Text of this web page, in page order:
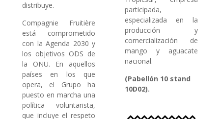
distribuye.
Compagnie Fruitière
está comprometido
con la Agenda 2030 y
los objetivos ODS de
la ONU. En aquellos
países en los que
opera, el Grupo ha
puesto en marcha una
política voluntarista,
que incluye el respeto
participada,
especializada en la
producción y
comercialización de
mango y aguacate
nacional.
(Pabellón 10 stand
10D02).